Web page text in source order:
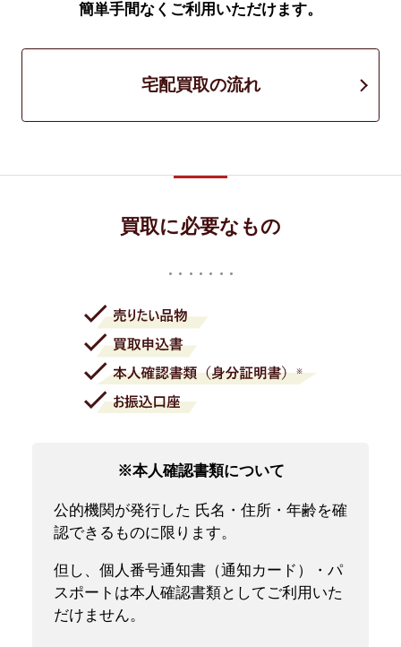
簡単手間なくご利用いただけます。
宅配買取の流れ
買取に必要なもの
※本人確認書類について
公的機関が発行した 氏名・住所・年齢を確
認できるものに限ります。
但し、個人番号通知書（通知カード）・パ
スポートは本人確認書類としてご利用いた
だけません。